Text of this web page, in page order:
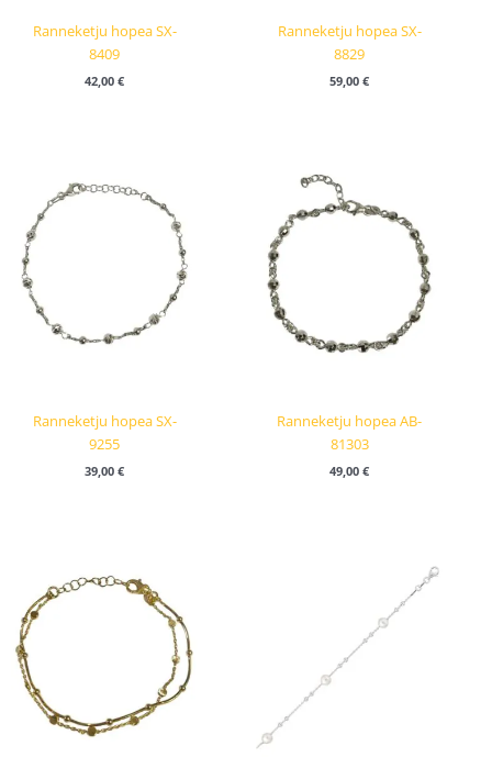
Ranneketju hopea SX-
8409
42,00 €
Ranneketju hopea SX-
8829
59,00 €
Ranneketju hopea SX-
9255
39,00 €
Ranneketju hopea AB-
81303
49,00 €